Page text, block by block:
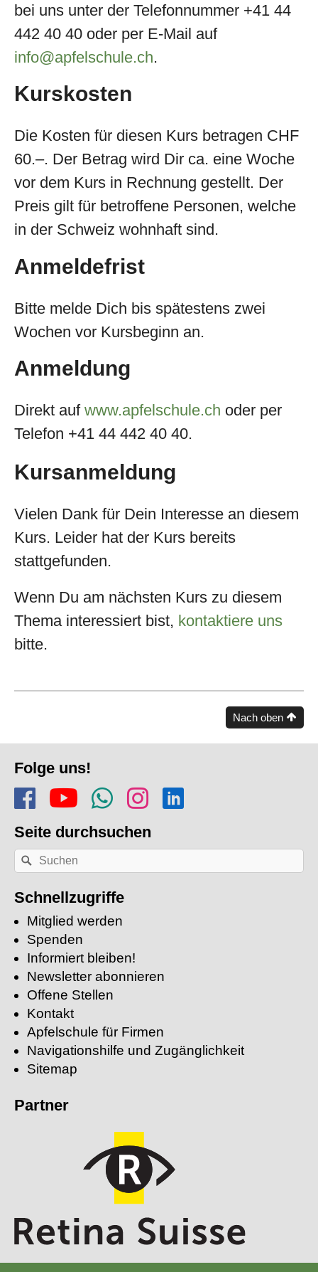
bei uns unter der Telefonnummer +41 44
442 40 40 oder per E-Mail auf
info@apfelschule.ch.
Kurskosten
Die Kosten für diesen Kurs betragen CHF
60.–. Der Betrag wird Dir ca. eine Woche
vor dem Kurs in Rechnung gestellt. Der
Preis gilt für betroffene Personen, welche
in der Schweiz wohnhaft sind.
Anmeldefrist
Bitte melde Dich bis spätestens zwei
Wochen vor Kursbeginn an.
Anmeldung
Direkt auf www.apfelschule.ch oder per
Telefon +41 44 442 40 40.
Kursanmeldung
Vielen Dank für Dein Interesse an diesem
Kurs. Leider hat der Kurs bereits
stattgefunden.
Wenn Du am nächsten Kurs zu diesem
Thema interessiert bist, kontaktiere uns
bitte.
Nach oben
Folge uns!
Folge uns auf Facebook
Finde uns auf YouTube
Folge dem Kanal
Folge uns auf
Seite durchsuchen
Nach
einem
suchen:
Suchen
Schnellzugriffe
Mitglied werden
Spenden
Informiert bleiben!
Newsletter abonnieren
Offene Stellen
Kontakt
Apfelschule für Firmen
Navigationshilfe und Zugänglichkeit
Sitemap
Partner